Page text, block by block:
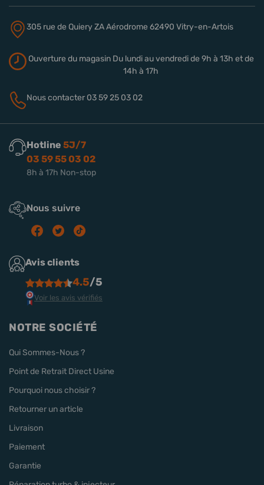
305 rue de QuieryZA Aérodrome 62490 Vitry-en-Artois
Ouverture du magasinDu lundi au vendredi de 9h à 13h et de
14h à 17h
Nous contacter 03 59 25 03 02
Hotline 5J/7
03 59 55 03 02
8h à 17h Non-stop
Nous suivre
Avis clients
4.5/5
Voir les avis vérifiés
NOTRE SOCIÉTÉ
Qui Sommes-Nous ?
Point de Retrait Direct Usine
Pourquoi nous choisir ?
Retourner un article
Livraison
Paiement
Garantie